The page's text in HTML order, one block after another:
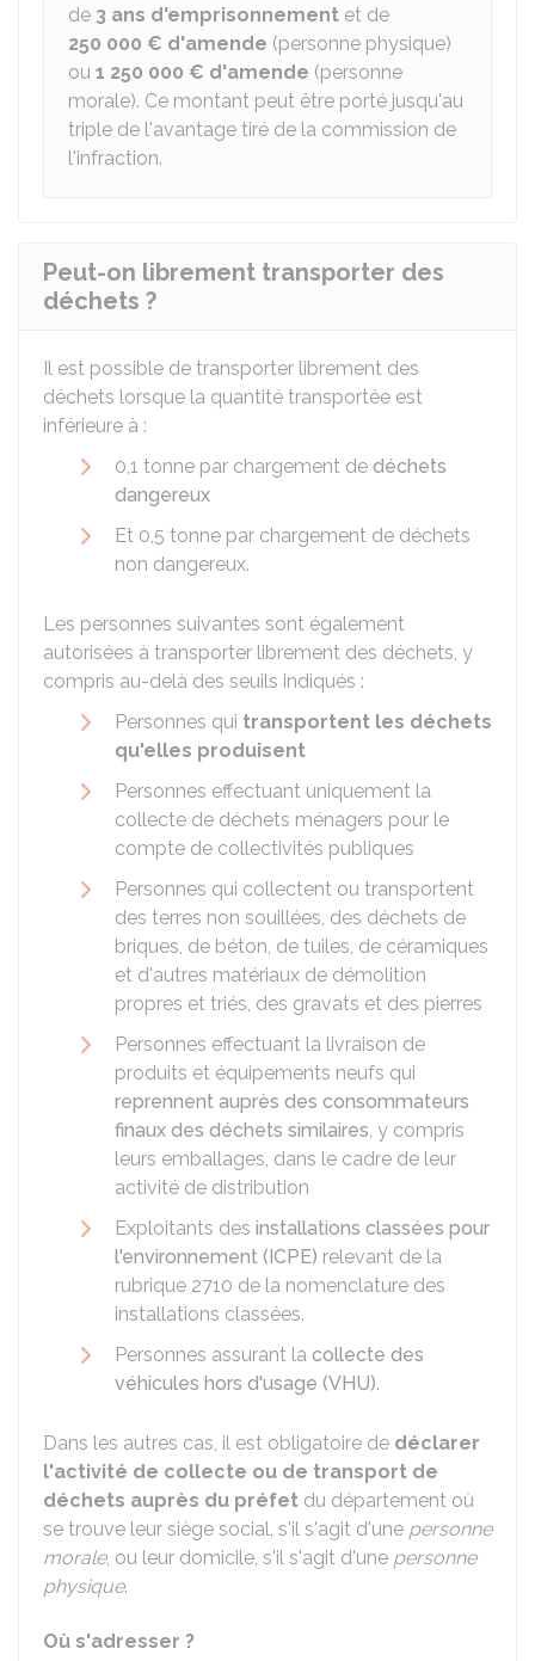
de 3 ans d'emprisonnement et de
250 000 € d'amende (personne physique)
ou 1 250 000 € d'amende (personne
morale). Ce montant peut être porté jusqu'au
triple de l'avantage tiré de la commission de
l'infraction.
Peut-on librement transporter des
déchets ?
Il est possible de transporter librement des
déchets lorsque la quantité transportée est
inférieure à :
0,1 tonne par chargement de déchets
dangereux
Et 0,5 tonne par chargement de déchets
non dangereux.
Les personnes suivantes sont également
autorisées à transporter librement des déchets, y
compris au-delà des seuils indiqués :
Personnes qui transportent les déchets
qu'elles produisent
Personnes effectuant uniquement la
collecte de déchets ménagers pour le
compte de collectivités publiques
Personnes qui collectent ou transportent
des terres non souillées, des déchets de
briques, de béton, de tuiles, de céramiques
et d'autres matériaux de démolition
propres et triés, des gravats et des pierres
Personnes effectuant la livraison de
produits et équipements neufs qui
reprennent auprès des consommateurs
finaux des déchets similaires, y compris
leurs emballages, dans le cadre de leur
activité de distribution
Exploitants des installations classées pour
l'environnement (ICPE) relevant de la
rubrique 2710 de la nomenclature des
installations classées.
Personnes assurant la collecte des
véhicules hors d'usage (VHU).
Dans les autres cas, il est obligatoire de déclarer
l'activité de collecte ou de transport de
déchets auprès du préfet du département où
se trouve leur siège social, s'il s'agit d'une personne
morale, ou leur domicile, s'il s'agit d'une personne
physique.
Où s'adresser ?